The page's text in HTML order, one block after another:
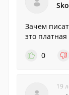
Зачем
это
0
19